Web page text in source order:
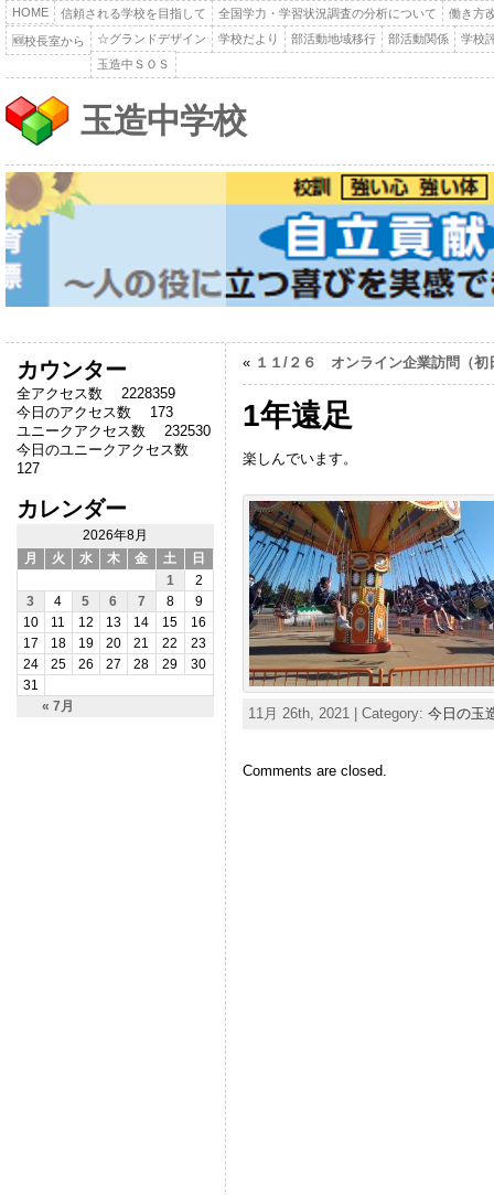
HOME 信頼される学校を目指して 全国学力・学習状況調査の分析について 働き方
🆕校長室から ☆グランドデザイン 学校だより 部活動地域移行 部活動関係
学校
玉造中ＳＯＳ
玉造中学校
カウンター
全アクセス数 2228359
今日のアクセス数 173
ユニークアクセス数 232530
今日のユニークアクセス数
127
カレンダー
2026年8月
月
火 水 木 金 土 日
« 7月
1
2
3
4 5 6 7 8
9
10
11 12 13 14 15
16
17
18 19 20 21 22
23
24
25 26 27 28 29
30
31
« １１/２６ オンライン企業訪問（初
1年遠足
楽しんでいます。
11月 26th, 2021 | Category: 今日の玉
Comments are closed.